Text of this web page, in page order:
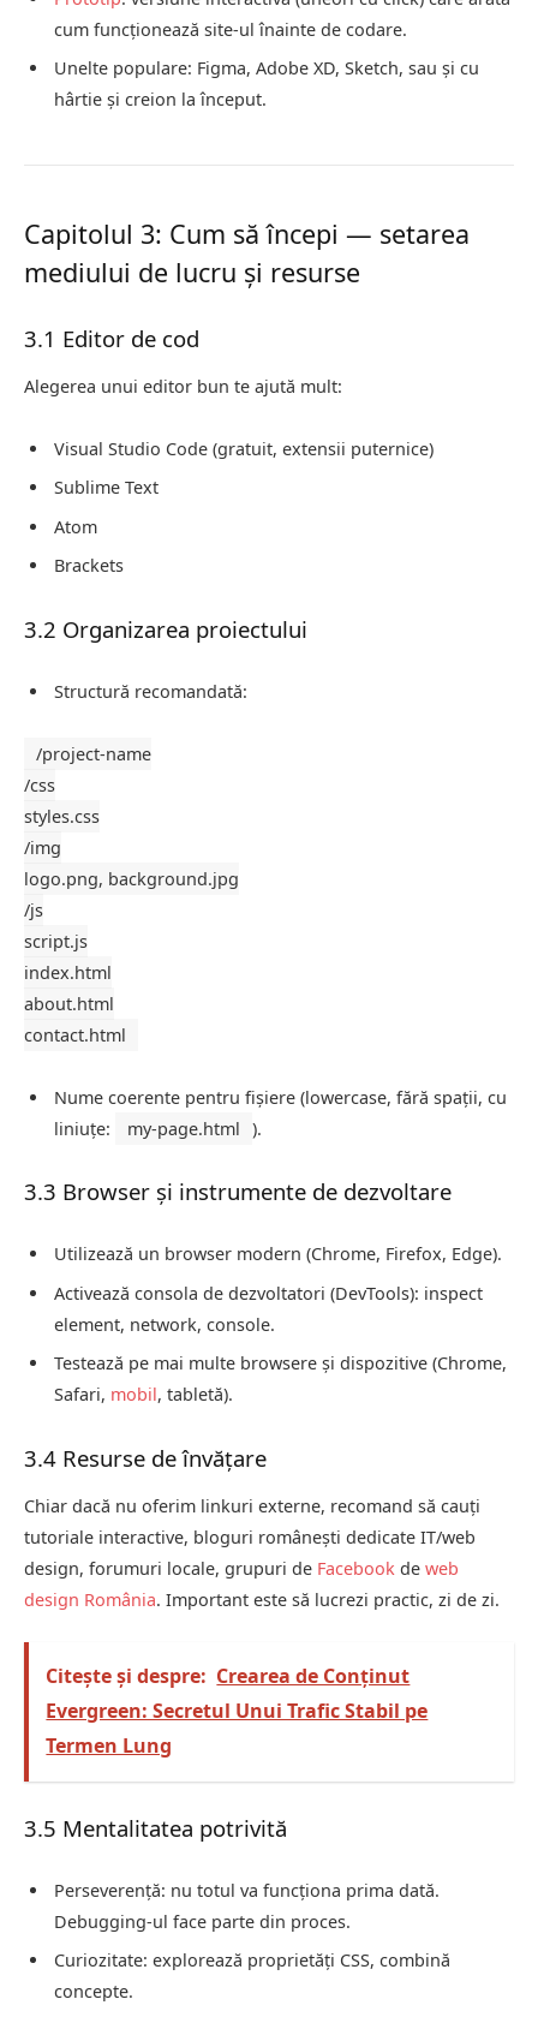
cum funcționează site-ul înainte de codare.
Unelte populare: Figma, Adobe XD, Sketch, sau și cu
hârtie și creion la început.
Capitolul 3: Cum să începi — setarea
mediului de lucru și resurse
3.1 Editor de cod
Alegerea unui editor bun te ajută mult:
Visual Studio Code (gratuit, extensii puternice)
Sublime Text
Atom
Brackets
3.2 Organizarea proiectului
Structură recomandată:
/project-name
/css
styles.css
/img
logo.png, background.jpg
/js
script.js
index.html
about.html
contact.html
Nume coerente pentru fișiere (lowercase, fără spații, cu
liniuțe:
my-page.html ).
3.3 Browser și instrumente de dezvoltare
Utilizează un browser modern (Chrome, Firefox, Edge).
Activează consola de dezvoltatori (DevTools): inspect
element, network, console.
Testează pe mai multe browsere și dispozitive (Chrome,
Safari, mobil, tabletă).
3.4 Resurse de învățare
Chiar dacă nu oferim linkuri externe, recomand să cauți
tutoriale interactive, bloguri românești dedicate IT/web
design, forumuri locale, grupuri de Facebook de web
design România. Important este să lucrezi practic, zi de zi.
Citește și despre: Crearea de Conținut
Evergreen: Secretul Unui Trafic Stabil pe
Termen Lung
3.5 Mentalitatea potrivită
Perseverență: nu totul va funcționa prima dată.
Debugging-ul face parte din proces.
Curiozitate: explorează proprietăți CSS, combină
concepte.